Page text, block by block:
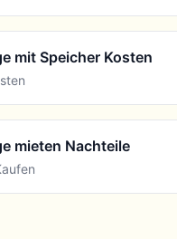
mit Speicher Kosten
mieten Nachteile